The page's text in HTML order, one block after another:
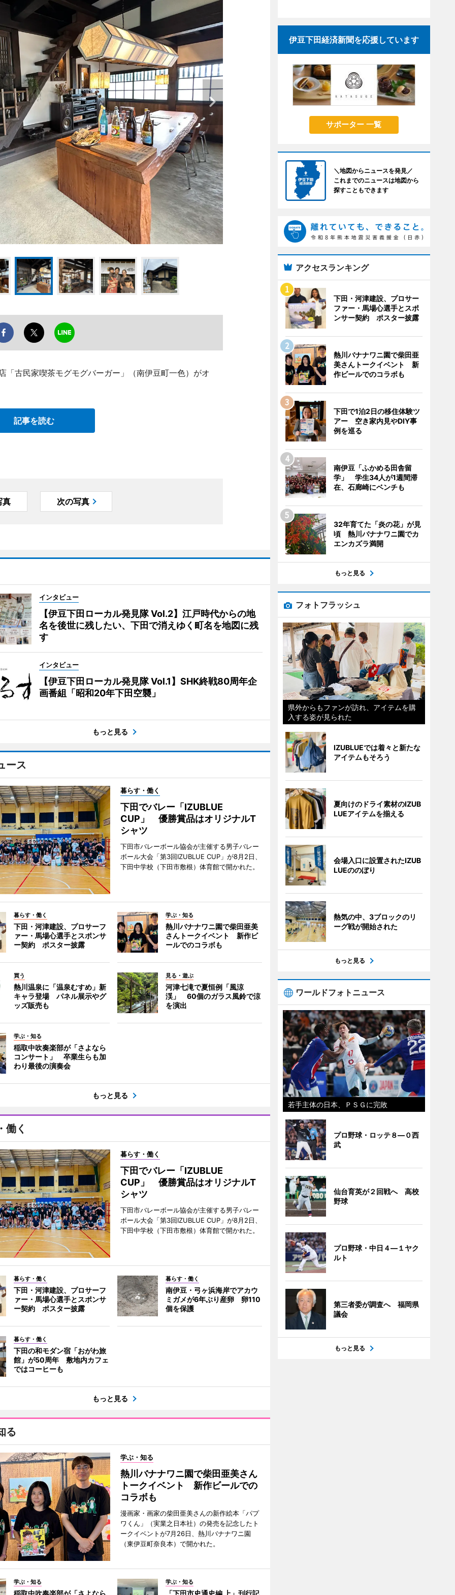
古民家喫茶モグモグバーガー」（南伊豆町一色）がオ
記事を読む
真 次の写真
インタビュー
【伊豆下田ローカル発見隊 Vol.2】江戸時代からの地
名を後世に残したい、下田で消えゆく町名を地図に残
す
インタビュー
【伊豆下田ローカル発見隊 Vol.1】SHK終戦80周年企
画番組「昭和20年下田空襲」
もっと見る
ース
暮らす・働く
下田でバレー「IZUBLUE
CUP」 優勝賞品はオリジナルT
シャツ
下田市バレーボール協会が主催する男子バレー
ボール大会「第3回IZUBLUE CUP」が8月2日、
下田中学校（下田市敷根）体育館で開かれた。
暮らす・働く
下田・河津建設、プロサーフ
ァー・馬場心選手とスポンサ
ー契約 ポスター披露
学ぶ・知る
熱川バナナワニ園で柴田亜美
さんトークイベント 新作ビ
ールでのコラボも
買う
熱川温泉に「温泉むすめ」新
キャラ登場 パネル展示やグ
ッズ販売も
見る・遊ぶ
河津七滝で夏恒例「風涼
渓」 60個のガラス風鈴で涼
を演出
学ぶ・知る
稲取中吹奏楽部が「さよなら
コンサート」 卒業生らも加
わり最後の演奏会
もっと見る
働く
暮らす・働く
下田でバレー「IZUBLUE
CUP」 優勝賞品はオリジナルT
シャツ
下田市バレーボール協会が主催する男子バレー
ボール大会「第3回IZUBLUE CUP」が8月2日、
下田中学校（下田市敷根）体育館で開かれた。
暮らす・働く
下田・河津建設、プロサーフ
ァー・馬場心選手とスポンサ
ー契約 ポスター披露
暮らす・働く
南伊豆・弓ヶ浜海岸でアカウ
ミガメが6年ぶり産卵 卵110
個を保護
暮らす・働く
下田の和モダン宿「おがわ旅
館」が50周年 敷地内カフェ
ではコーヒーも
もっと見る
る
学ぶ・知る
熱川バナナワニ園で柴田亜美さん
トークイベント 新作ビールでの
コラボも
漫画家・画家の柴田亜美さんの新作絵本「パプ
ワくん」（実業之日本社）の発売を記念したト
ークイベントが7月26日、熱川バナナワニ園
（東伊豆町奈良本）で開かれた。
学ぶ・知る
稲取中吹奏楽部が「さよなら
学ぶ・知る
「下田市史通史編 上」刊行記
伊豆下田経済新聞を応援しています
サポーター 一覧
＼地図からニュースを発見／
これまでのニュースは地図から
探すこともできます
アクセスランキング
下田・河津建設、プロサー
ファー・馬場心選手とスポ
ンサー契約 ポスター披露
熱川バナナワニ園で柴田亜
美さんトークイベント 新
作ビールでのコラボも
下田で1泊2日の移住体験ツ
アー 空き家内見やDIY事
例を巡る
南伊豆「ふかめる田舎留
学」 学生34人が1週間滞
在、石廊崎にベンチも
32年育てた「炎の花」が見
頃 熱川バナナワニ園でカ
エンカズラ満開
もっと見る
フォトフラッシュ
県外からもファンが訪れ、アイテムを購
入する姿が見られた
IZUBLUEでは着々と新たな
アイテムもそろう
夏向けのドライ素材のIZUB
LUEアイテムを揃える
会場入口に設置されたIZUB
LUEののぼり
熱気の中、3ブロックのリ
ーグ戦が開始された
もっと見る
ワールドフォトニュース
若手主体の日本、ＰＳＧに完敗
プロ野球・ロッテ８―０西
武
仙台育英が２回戦へ 高校
野球
プロ野球・中日４―１ヤク
ルト
第三者委が調査へ 福岡県
議会
もっと見る